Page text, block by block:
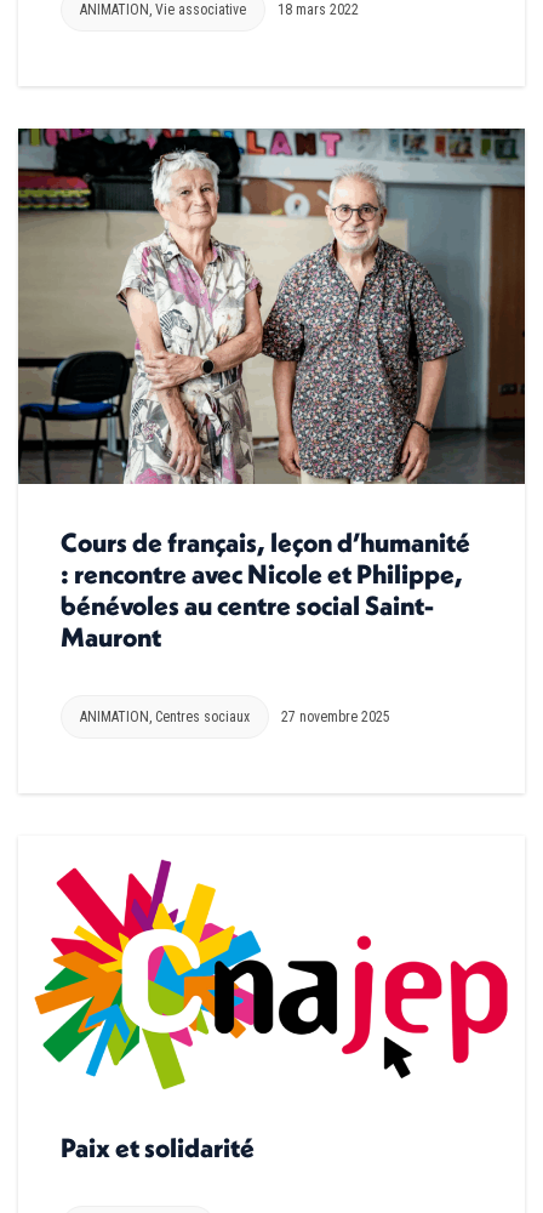
ANIMATION, Vie associative 18 mars 2022
Cours de français, leçon d’humanité
: rencontre avec Nicole et Philippe,
bénévoles au centre social Saint-
Mauront
ANIMATION Centres sociaux 27 novembre 2025
Paix et solidarité